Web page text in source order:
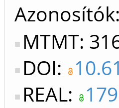
Azonosítók
MTMT:
DOI:
REAL: